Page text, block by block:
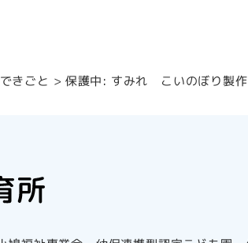
きごと 保護中: すみれ こいのぼり製作